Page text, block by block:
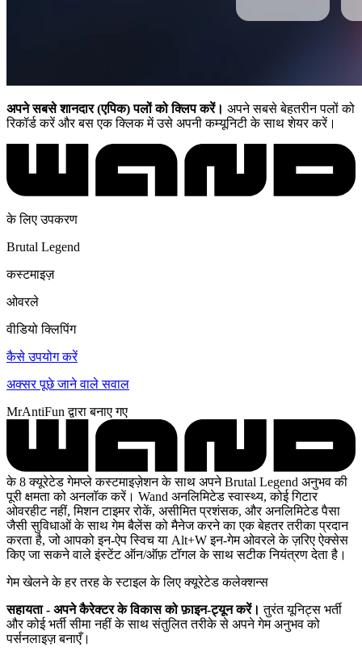
अपने सबसे शानदार (एपिक) पलों को क्लिप करें। अपने सबसे बेहतरीन पलों को
रिकॉर्ड करें और बस एक क्लिक में उसे अपनी कम्यूनिटी के साथ शेयर करें।
के लिए उपकरण
Brutal Legend
कस्टमाइज़
ओवरले
वीडियो क्लिपिंग
कैसे उपयोग करें
अक्सर पूछे जाने वाले सवाल
MrAntiFun द्वारा बनाए गए
के 8 क्यूरेटेड गेमप्ले कस्टमाइज़ेशन के साथ अपने Brutal Legend अनुभव की
पूरी क्षमता को अनलॉक करें। Wand अनलिमिटेड स्वास्थ्य, कोई गिटार
ओवरहीट नहीं, मिशन टाइमर रोकें, असीमित प्रशंसक, और अनलिमिटेड पैसा
जैसी सुविधाओं के साथ गेम बैलेंस को मैनेज करने का एक बेहतर तरीका प्रदान
करता है, जो आपको इन-ऐप स्विच या Alt+W इन-गेम ओवरले के ज़रिए ऐक्सेस
किए जा सकने वाले इंस्टेंट ऑन/ऑफ़ टॉगल के साथ सटीक नियंत्रण देता है।
गेम खेलने के हर तरह के स्टाइल के लिए क्यूरेटेड कलेक्शन्स
सहायता - अपने कैरेक्टर के विकास को फ़ाइन-ट्यून करें। तुरंत यूनिट्स भर्ती
और कोई भर्ती सीमा नहीं के साथ संतुलित तरीके से अपने गेम अनुभव को
पर्सनलाइज़ बनाएँ।